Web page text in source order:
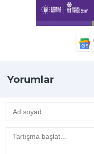
Yorumlar